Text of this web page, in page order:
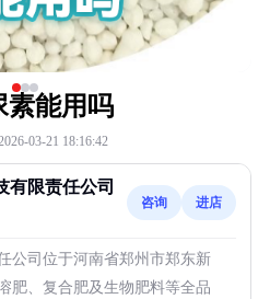
素能用吗
03-21 18:16:42
有限责任公司
咨询 进店
公司位于河南省郑州市郑东新
肥、复合肥及生物肥料等全品